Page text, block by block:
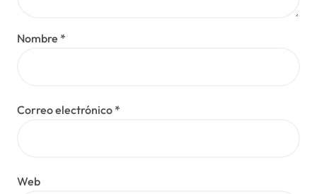
Nombre *
Correo electrónico *
Web